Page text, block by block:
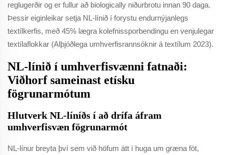
reglugerðir og er fullur að biologically niðurbrotu innan 90 daga.
Þessir eiginleikar setja NL-línið í forystu endurnýjanlegs
textílkerfis, með 45% lægra kolefnissporbendingu en venjulegar
textílaflokkar (Alþjóðlega umhverfisrannsóknir á textílum 2023).
NL-línið í umhverfisvænni fatnaði:
Viðhorf sameinast etísku
fögrunarmótum
Hlutverk NL-líníðs í að drífa áfram
umhverfisvæn fögrunarmót
NL-línur breyta því sem við höfum átt í huga um græna föt,